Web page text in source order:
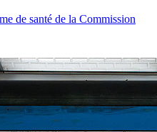
de santé de la Commission